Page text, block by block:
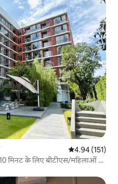
औसत रेटिंग 5 में से
4.94 (151)
मिनट के लिए बीटीएस/महिलाओं के
लक्जरी अपार्टमेंट